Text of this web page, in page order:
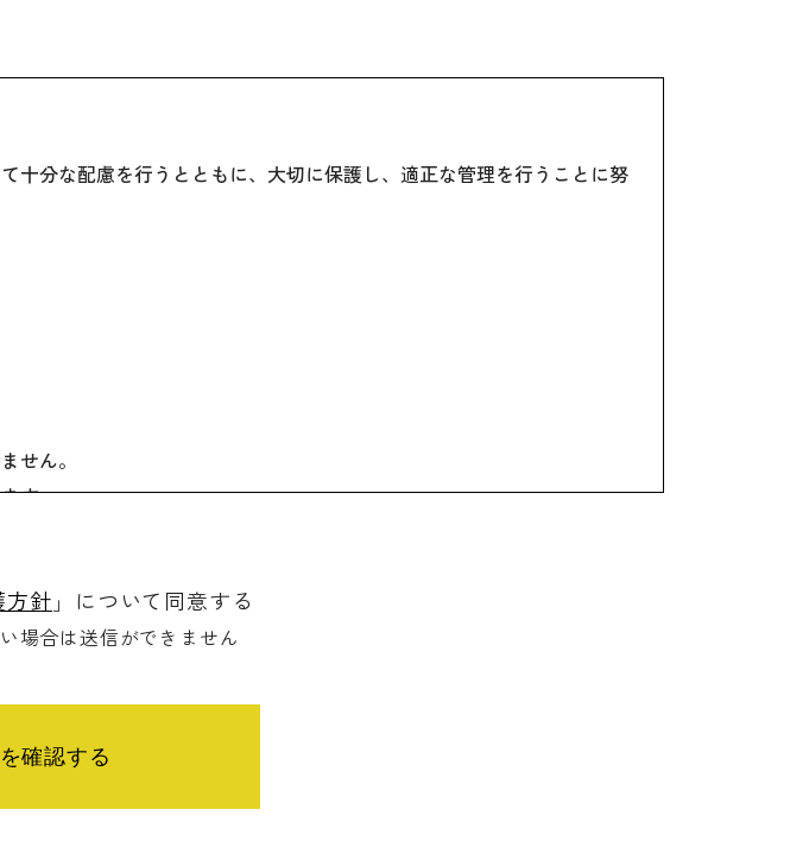
十分な配慮を行うとともに、大切に保護し、適正な管理を行うことに努
せん。
す。
方針 」について同意する
場合は送信ができません